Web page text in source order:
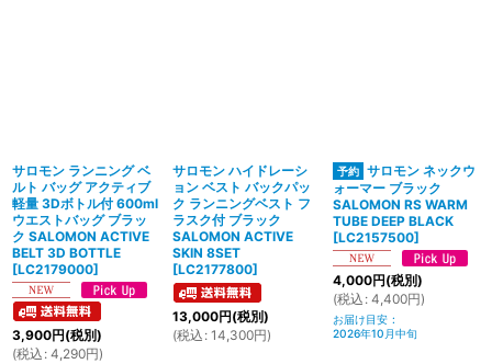
サロモン ランニング ベ
ルト バッグ アクティブ
軽量 3Dボトル付 600ml
ウエストバッグ ブラッ
ク SALOMON ACTIVE
BELT 3D BOTTLE
[LC2179000]
3,900円(税別)
(税込 : 4,290円)
サロモン ハイドレーシ
ョン ベスト バックパッ
ク ランニングベスト フ
ラスク付 ブラック
SALOMON ACTIVE
SKIN 8SET
[LC2177800]
13,000円(税別)
(税込 : 14,300円)
サロモン ネックウ
ォーマー ブラック
SALOMON RS WARM
TUBE DEEP BLACK
[LC2157500]
4,000円(税別)
(税込 : 4,400円)
お届け目安 :
2026年10月中旬